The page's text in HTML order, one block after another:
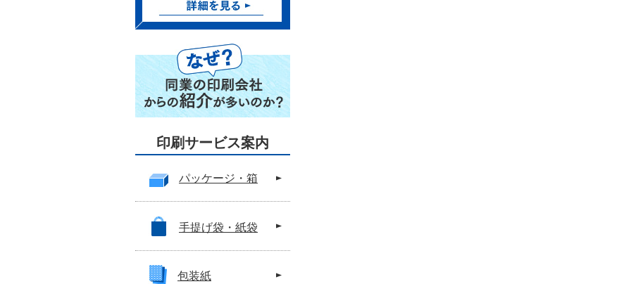
印刷サービス案内
パッケージ・箱
手提げ袋・紙袋
包装紙